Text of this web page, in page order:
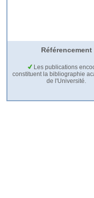
Référencement
Les publications
constituent la bibliographie
de l'Université.